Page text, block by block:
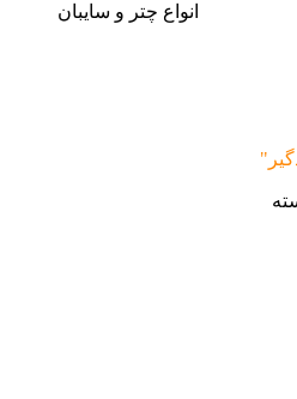
انواع چتر و سایبان